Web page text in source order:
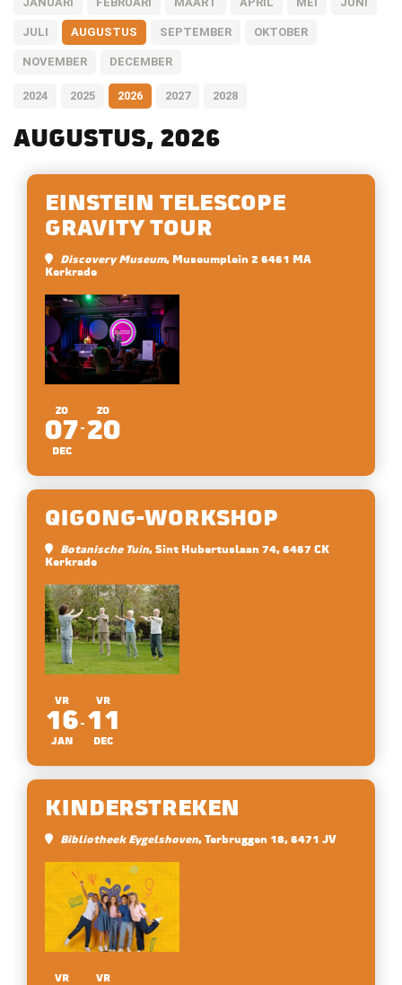
JULI AUGUSTUS SEPTEMBER OKTOBER
NOVEMBER DECEMBER
2024 2025 2026 2027 2028
AUGUSTUS, 2026
ZO
07
DEC
ZO
20
EINSTEIN TELESCOPE
GRAVITY TOUR
Discovery Museum, Museumplein 2 6461 MA
Kerkrade
VR
16
JAN
VR
11
DEC
QIGONG-WORKSHOP
Botanische Tuin, Sint Hubertuslaan 74, 6467 CK
Kerkrade
VR VR
KINDERSTREKEN
Bibliotheek Eygelshoven, Terbruggen 18, 6471 JV